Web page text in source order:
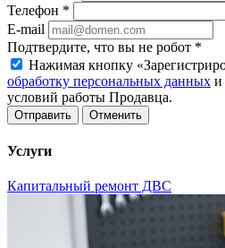
Телефон *
E-mail
Подтвердите, что вы не робот *
Нажимая кнопку
обработку персональных данных и
условий работы Продавца.
Отменить
Услуги
Капитальный ремонт ДВС